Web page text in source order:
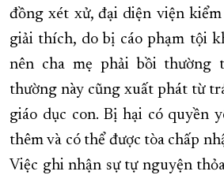
đồng xét xử, đại diện viện
giải thích, do bị cáo phạm tội
nên cha mẹ phải bồi thường
thường này cũng xuất phát từ
giáo dục con. Bị hại có quyền
thêm và có thể được tòa chấp
Việc ghi nhận sự tự nguyện